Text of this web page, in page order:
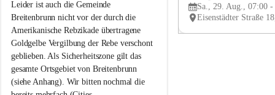
i
t
e
n
b
r
u
n
Leider ist auch die Gemeinde
Breitenbrunn nicht vor der durch die
Amerikanische Rebzikade übertragene
Goldgelbe Vergilbung der Rebe verschont
geblieben. Als Sicherheitszone gilt das
gesamte Ortsgebiet von Breitenbrunn
(siehe Anhang). Wir bitten nochmal die
e
Sa., 29. Aug., 07:00 -